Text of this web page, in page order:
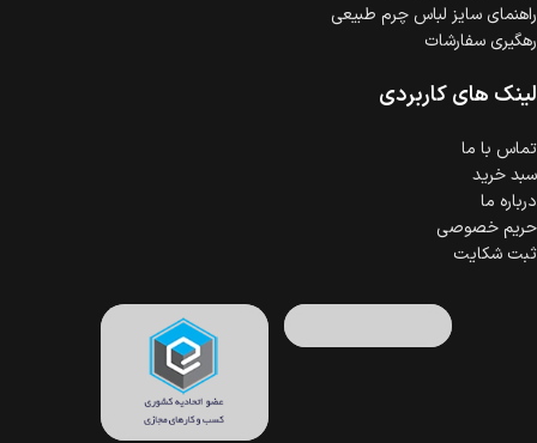
راهنمای سایز لباس چرم طبیعی
رهگیری سفارشات
لینک های کاربردی
تماس با ما
سبد خرید
درباره ما
حریم خصوصی
ثبت شکایت